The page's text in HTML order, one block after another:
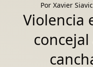
Por Xavier
Violencia